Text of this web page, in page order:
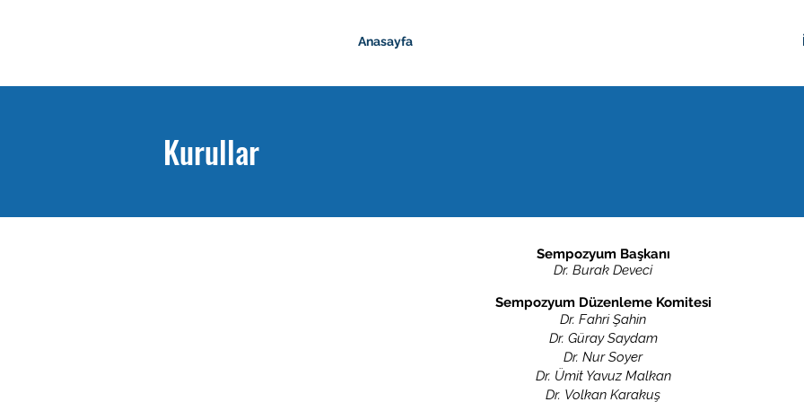
Anasayfa
Kurullar
Sempozyum Başkanı
Dr. Burak Deveci
Sempozyum Düzenleme Komitesi
Dr. Fahri Şahin
Dr. Güray Saydam
Dr. Nur Soyer
Dr. Ümit Yavuz Malkan
Dr. Volkan Karakuş